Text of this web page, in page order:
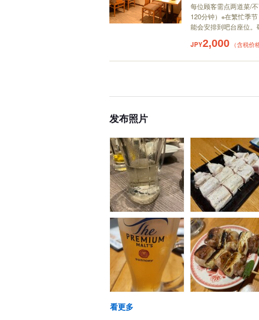
每位顾客需点两道菜/
120分钟）※在繁忙季
能会安排到吧台座位。
JPY2,000 （含税价
发布照片
看更多